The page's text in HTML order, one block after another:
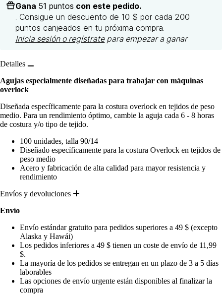
Gana 51 puntos con este pedido.
. Consigue un descuento de 10 $ por cada 200
puntos canjeados en tu próxima compra.
Inicia sesión o regístratepara empezar a ganar
Detalles
Agujas especialmente diseñadas para trabajar con máquinas
overlock
Diseñada específicamente para la costura overlock en tejidos de peso
medio. Para un rendimiento óptimo, cambie la aguja cada 6 - 8 horas
de costura y/o tipo de tejido.
100 unidades, talla 90/14
Diseñado específicamente para la costura Overlock en tejidos de
peso medio
Acero y fabricación de alta calidad para mayor resistencia y
rendimiento
Envíos y devoluciones
Envío
Envío estándar gratuito para pedidos superiores a 49 $ (excepto
Alaska y Hawái)
Los pedidos inferiores a 49 $ tienen un coste de envío de 11,99
$.
La mayoría de los pedidos se entregan en un plazo de 3 a 5 días
laborables
Las opciones de envío urgente están disponibles al finalizar la
compra